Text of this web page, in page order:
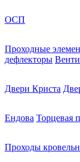
ОСП
Проходные
дефлекторы
Двери Криста
Ендова Торцевая
Проходы